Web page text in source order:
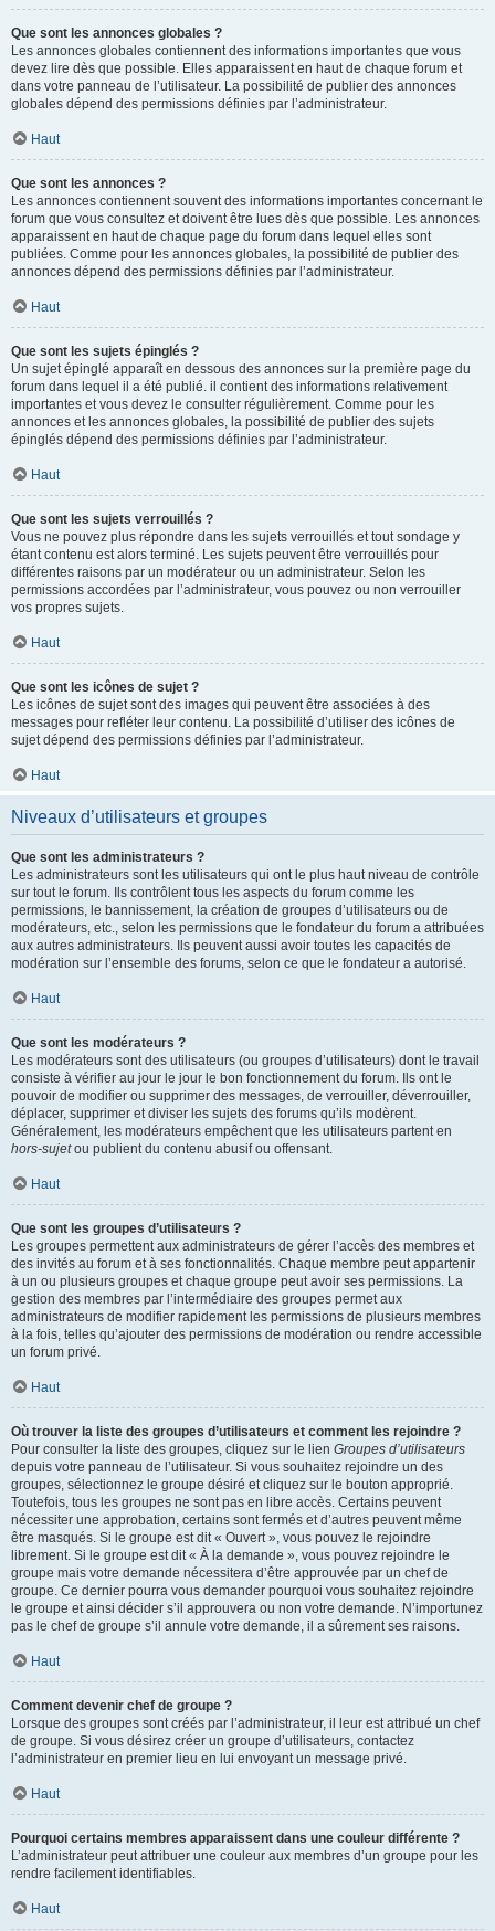
Que sont les annonces globales ?
Les annonces globales contiennent des informations importantes que vous
devez lire dès que possible. Elles apparaissent en haut de chaque forum et
dans votre panneau de l’utilisateur. La possibilité de publier des annonces
globales dépend des permissions définies par l’administrateur.
Haut
Que sont les annonces ?
Les annonces contiennent souvent des informations importantes concernant le
forum que vous consultez et doivent être lues dès que possible. Les annonces
apparaissent en haut de chaque page du forum dans lequel elles sont
publiées. Comme pour les annonces globales, la possibilité de publier des
annonces dépend des permissions définies par l’administrateur.
Haut
Que sont les sujets épinglés ?
Un sujet épinglé apparaît en dessous des annonces sur la première page du
forum dans lequel il a été publié. il contient des informations relativement
importantes et vous devez le consulter régulièrement. Comme pour les
annonces et les annonces globales, la possibilité de publier des sujets
épinglés dépend des permissions définies par l’administrateur.
Haut
Que sont les sujets verrouillés ?
Vous ne pouvez plus répondre dans les sujets verrouillés et tout sondage y
étant contenu est alors terminé. Les sujets peuvent être verrouillés pour
différentes raisons par un modérateur ou un administrateur. Selon les
permissions accordées par l’administrateur, vous pouvez ou non verrouiller
vos propres sujets.
Haut
Que sont les icônes de sujet ?
Les icônes de sujet sont des images qui peuvent être associées à des
messages pour refléter leur contenu. La possibilité d’utiliser des icônes de
sujet dépend des permissions définies par l’administrateur.
Haut
Niveaux d’utilisateurs et groupes
Que sont les administrateurs ?
Les administrateurs sont les utilisateurs qui ont le plus haut niveau de contrôle
sur tout le forum. Ils contrôlent tous les aspects du forum comme les
permissions, le bannissement, la création de groupes d’utilisateurs ou de
modérateurs, etc., selon les permissions que le fondateur du forum a attribuées
aux autres administrateurs. Ils peuvent aussi avoir toutes les capacités de
modération sur l’ensemble des forums, selon ce que le fondateur a autorisé.
Haut
Que sont les modérateurs ?
Les modérateurs sont des utilisateurs (ou groupes d’utilisateurs) dont le travail
consiste à vérifier au jour le jour le bon fonctionnement du forum. Ils ont le
pouvoir de modifier ou supprimer des messages, de verrouiller, déverrouiller,
déplacer, supprimer et diviser les sujets des forums qu’ils modèrent.
Généralement, les modérateurs empêchent que les utilisateurs partent en
hors-sujetou publient du contenu abusif ou offensant.
Haut
Que sont les groupes d’utilisateurs ?
Les groupes permettent aux administrateurs de gérer l’accès des membres et
des invités au forum et à ses fonctionnalités. Chaque membre peut appartenir
à un ou plusieurs groupes et chaque groupe peut avoir ses permissions. La
gestion des membres par l’intermédiaire des groupes permet aux
administrateurs de modifier rapidement les permissions de plusieurs membres
à la fois, telles qu’ajouter des permissions de modération ou rendre accessible
un forum privé.
Haut
Où trouver la liste des groupes d’utilisateurs et comment les rejoindre ?
Pour consulter la liste des groupes, cliquez sur le lien Groupes d’utilisateurs
depuis votre panneau de l’utilisateur. Si vous souhaitez rejoindre un des
groupes, sélectionnez le groupe désiré et cliquez sur le bouton approprié.
Toutefois, tous les groupes ne sont pas en libre accès. Certains peuvent
nécessiter une approbation, certains sont fermés et d’autres peuvent même
être masqués. Si le groupe est dit « Ouvert », vous pouvez le rejoindre
librement. Si le groupe est dit « À la demande », vous pouvez rejoindre le
groupe mais votre demande nécessitera d’être approuvée par un chef de
groupe. Ce dernier pourra vous demander pourquoi vous souhaitez rejoindre
le groupe et ainsi décider s’il approuvera ou non votre demande. N’importunez
pas le chef de groupe s’il annule votre demande, il a sûrement ses raisons.
Haut
Comment devenir chef de groupe ?
Lorsque des groupes sont créés par l’administrateur, il leur est attribué un chef
de groupe. Si vous désirez créer un groupe d’utilisateurs, contactez
l’administrateur en premier lieu en lui envoyant un message privé.
Haut
Pourquoi certains membres apparaissent dans une couleur différente ?
L’administrateur peut attribuer une couleur aux membres d’un groupe pour les
rendre facilement identifiables.
Haut